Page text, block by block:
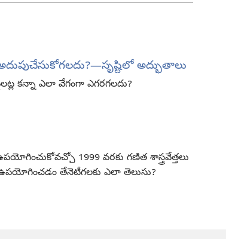
అద్భుతాలు
కన్నా ఎలా వేగంగా ఎగరగలదు?
1999 వరకు గణిత శాస్త్రవేత్తలు
తేనెటీగలకు ఎలా తెలుసు?